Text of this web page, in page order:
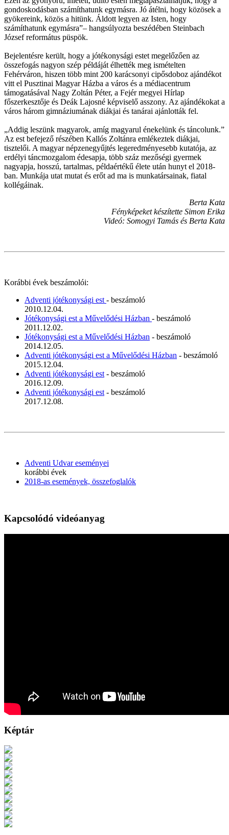
gondoskodásban számíthatunk egymásra. Jó átélni, hogy közösek a
gyökereink, közös a hitünk. Áldott legyen az Isten, hogy
számíthatunk egymásra”– hangsúlyozta beszédében Steinbach
József református püspök.
Bejelentésre került, hogy a jótékonysági estet megelőzően az
összefogás nagyon szép példáját élhették meg ismételten
Fehérváron, hiszen több mint 200 karácsonyi cipősdoboz ajándékot
vitt el Pusztinai Magyar Házba a város és a médiacentrum
támogatásával Nagy Zoltán Péter, a Fejér megyei Hírlap
főszerkesztője és Deák Lajosné képviselő asszony. Az ajándékokat a
város három gimnáziumának diákjai és tanárai ajánlották fel.
„Addig leszünk magyarok, amíg magyarul énekelünk és táncolunk.”
Az est befejező részében Kallós Zoltánra emlékeztek diákjai,
tisztelői. A magyar népzenegyűjtés legeredményesebb kutatója, az
erdélyi táncmozgalom édesapja, több száz mezőségi gyermek
nagyapja, hosszú, tartalmas, példaértékű élete után hunyt el 2018-
ban. Munkája utat mutat és erőt ad ma is munkatársainak, fiatal
kollégáinak.
Berta Kata
Fényképeket készítette Simon Erika
Videó: Somogyi Tamás és Berta Kata
Korábbi évek beszámolói:
Adventi jótékonysági est - beszámoló
2010.12.04.
Jótékonysági est a Művelődési Házban - beszámoló
2011.12.02.
Jótékonysági est a Művelődési Házban - beszámoló
2014.12.05.
Adventi jótékonysági est a Művelődési Házban - beszámoló
2015.12.04.
Adventi jótékonysági est - beszámoló
2016.12.09.
Adventi jótékonysági est - beszámoló
2017.12.08.
Adventi Udvar eseményei
korábbi évek
2018-as események, összefoglalók
Kapcsolódó videóanyag
Képtár